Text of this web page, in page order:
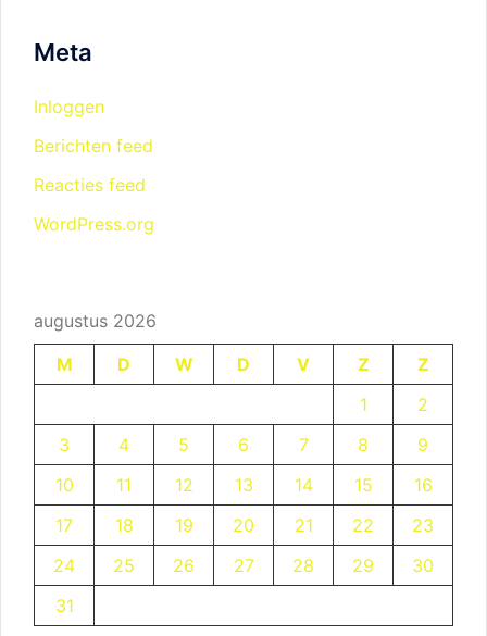
Meta
Inloggen
Berichten feed
Reacties feed
WordPress.org
augustus 2026
M
D W D V Z
Z
1
2
3
4 5 6 7 8
9
10
11 12 13 14 15
16
17
18 19 20 21 22
23
24
25 26 27 28 29
30
31